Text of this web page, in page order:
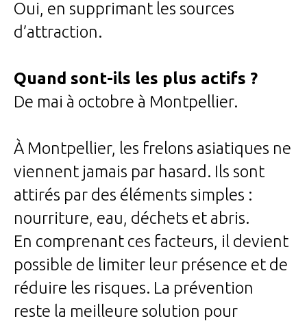
Oui, en supprimant les sources
d’attraction.
Quand sont-ils les plus actifs ?
De mai à octobre à Montpellier.
À Montpellier, les frelons asiatiques ne
viennent jamais par hasard. Ils sont
attirés par des éléments simples :
nourriture, eau, déchets et abris.
En comprenant ces facteurs, il devient
possible de limiter leur présence et de
réduire les risques. La prévention
reste la meilleure solution pour